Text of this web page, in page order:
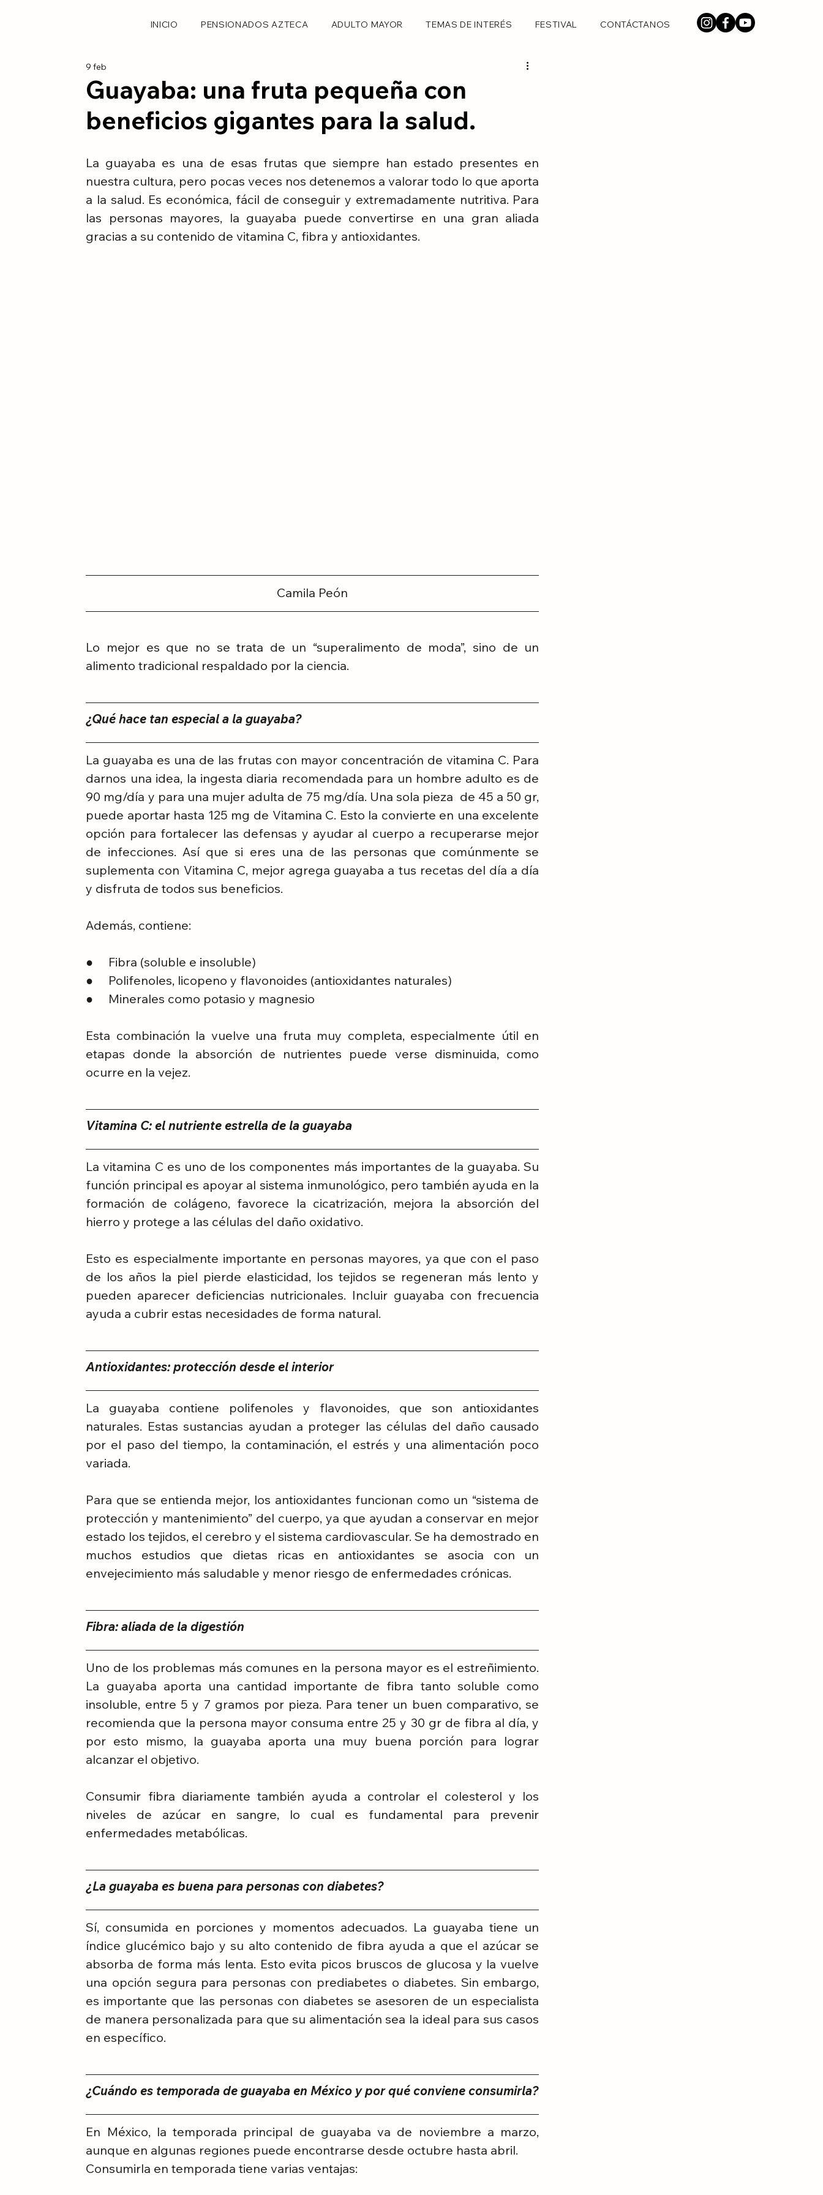
INICIO PENSIONADOS AZTECA ADULTO MAYOR TEMAS DE INTERÉS FESTIVAL CONTÁCTANOS
Guayaba: una fruta pequeña con
beneficios gigantes para la salud.
9 feb
La guayaba es una de esas frutas que siempre han estado presentes en
nuestra cultura, pero pocas veces nos detenemos a valorar todo lo que aporta
a la salud. Es económica, fácil de conseguir y extremadamente nutritiva. Para
las personas mayores, la guayaba puede convertirse en una gran aliada
gracias a su contenido de vitamina C, fibra y antioxidantes.
Camila Peón
Lo mejor es que no se trata de un “superalimento de moda”, sino de un
alimento tradicional respaldado por la ciencia.
¿Qué hace tan especial a la guayaba?
La guayaba es una de las frutas con mayor concentración de vitamina C. Para
darnos una idea, la ingesta diaria recomendada para un hombre adulto es de
90 mg/día y para una mujer adulta de 75 mg/día. Una sola pieza  de 45 a 50 gr,
puede aportar hasta 125 mg de Vitamina C. Esto la convierte en una excelente
opción para fortalecer las defensas y ayudar al cuerpo a recuperarse mejor
de infecciones. Así que si eres una de las personas que comúnmente se
suplementa con Vitamina C, mejor agrega guayaba a tus recetas del día a día
y disfruta de todos sus beneficios.
Además, contiene:
●     Fibra (soluble e insoluble)
●     Polifenoles, licopeno y flavonoides (antioxidantes naturales)
●     Minerales como potasio y magnesio
Esta combinación la vuelve una fruta muy completa, especialmente útil en
etapas donde la absorción de nutrientes puede verse disminuida, como
ocurre en la vejez.
Vitamina C: el nutriente estrella de la guayaba
La vitamina C es uno de los componentes más importantes de la guayaba. Su
función principal es apoyar al sistema inmunológico, pero también ayuda en la
formación de colágeno, favorece la cicatrización, mejora la absorción del
hierro y protege a las células del daño oxidativo.
Esto es especialmente importante en personas mayores, ya que con el paso
de los años la piel pierde elasticidad, los tejidos se regeneran más lento y
pueden aparecer deficiencias nutricionales. Incluir guayaba con frecuencia
ayuda a cubrir estas necesidades de forma natural.
Antioxidantes: protección desde el interior
La guayaba contiene polifenoles y flavonoides, que son antioxidantes
naturales. Estas sustancias ayudan a proteger las células del daño causado
por el paso del tiempo, la contaminación, el estrés y una alimentación poco
variada.
Para que se entienda mejor, los antioxidantes funcionan como un “sistema de
protección y mantenimiento” del cuerpo, ya que ayudan a conservar en mejor
estado los tejidos, el cerebro y el sistema cardiovascular. Se ha demostrado en
muchos estudios que dietas ricas en antioxidantes se asocia con un
envejecimiento más saludable y menor riesgo de enfermedades crónicas.
Fibra: aliada de la digestión
Uno de los problemas más comunes en la persona mayor es el estreñimiento.
La guayaba aporta una cantidad importante de fibra tanto soluble como
insoluble, entre 5 y 7 gramos por pieza. Para tener un buen comparativo, se
recomienda que la persona mayor consuma entre 25 y 30 gr de fibra al día, y
por esto mismo, la guayaba aporta una muy buena porción para lograr
alcanzar el objetivo.
Consumir fibra diariamente también ayuda a controlar el colesterol y los
niveles de azúcar en sangre, lo cual es fundamental para prevenir
enfermedades metabólicas.
¿La guayaba es buena para personas con diabetes?
Sí, consumida en porciones y momentos adecuados. La guayaba tiene un
índice glucémico bajo y su alto contenido de fibra ayuda a que el azúcar se
absorba de forma más lenta. Esto evita picos bruscos de glucosa y la vuelve
una opción segura para personas con prediabetes o diabetes. Sin embargo,
es importante que las personas con diabetes se asesoren de un especialista
de manera personalizada para que su alimentación sea la ideal para sus casos
en específico.
¿Cuándo es temporada de guayaba en México y por qué conviene consumirla?
En México, la temporada principal de guayaba va de noviembre a marzo,
aunque en algunas regiones puede encontrarse desde octubre hasta abril.
Consumirla en temporada tiene varias ventajas: